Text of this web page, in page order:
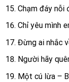
Chạm đáy nỗi
Chỉ yêu mình
Đừng ai nhắc
Người hãy
Một cú lừa –